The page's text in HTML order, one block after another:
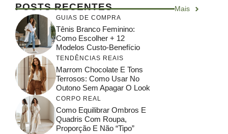
POSTS RECENTES Mais
GUIAS DE COMPRA
Tênis Branco Feminino:
Como Escolher + 12
Modelos Custo-Benefício
TENDÊNCIAS REAIS
Marrom Chocolate E Tons
Terrosos: Como Usar No
Outono Sem Apagar O Look
CORPO REAL
Como Equilibrar Ombros E
Quadris Com Roupa,
Proporção E Não “tipo”